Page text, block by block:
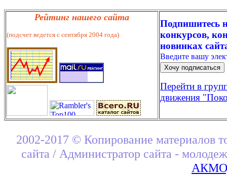
Рейтинг нашего сайта
(подсчет ведется с сентября 2004 года)
Подпишитесь
конкурсов,
новинках
Введите вашу
Перейти в
движения
2002-2017 © Копирование материалов
сайта / Администратор сайта -